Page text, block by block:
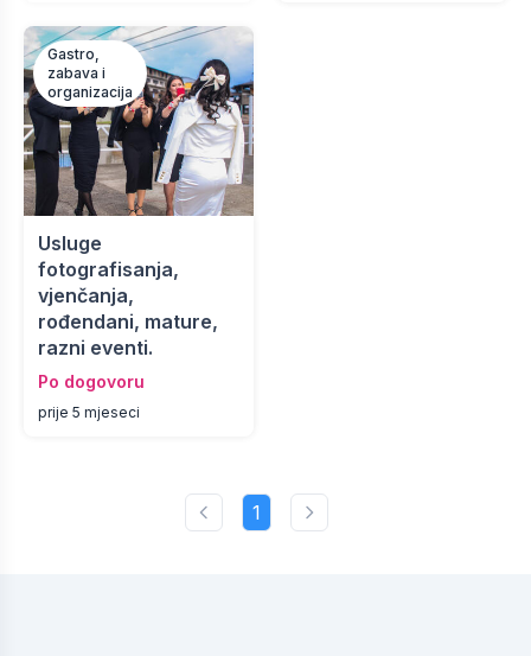
Gastro,
zabava i
organizacija
Usluge
fotografisanja,
vjenčanja,
rođendani, mature,
razni eventi.
Po dogovoru
prije 5 mjeseci
1